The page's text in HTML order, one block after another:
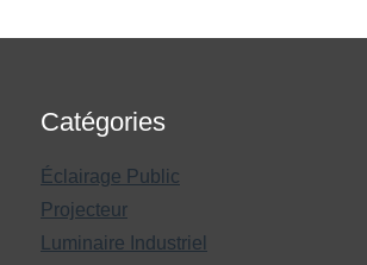
Catégories
Éclairage Public
Projecteur
Luminaire Industriel